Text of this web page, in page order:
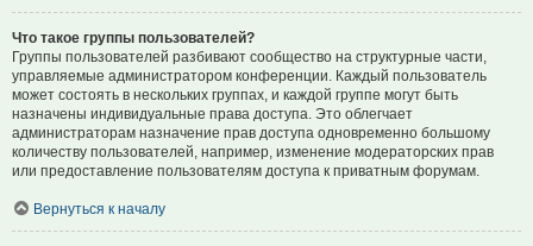
Что такое группы пользователей?
Группы пользователей разбивают сообщество на структурные части,
управляемые администратором конференции. Каждый пользователь
может состоять в нескольких группах, и каждой группе могут быть
назначены индивидуальные права доступа. Это облегчает
администраторам назначение прав доступа одновременно большому
количеству пользователей, например, изменение модераторских прав
или предоставление пользователям доступа к приватным форумам.
Вернуться к началу